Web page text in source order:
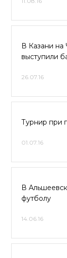
В Казани на
выступили
26.07.16
Турнир при
01.07.16
В
футболу
14.06.16